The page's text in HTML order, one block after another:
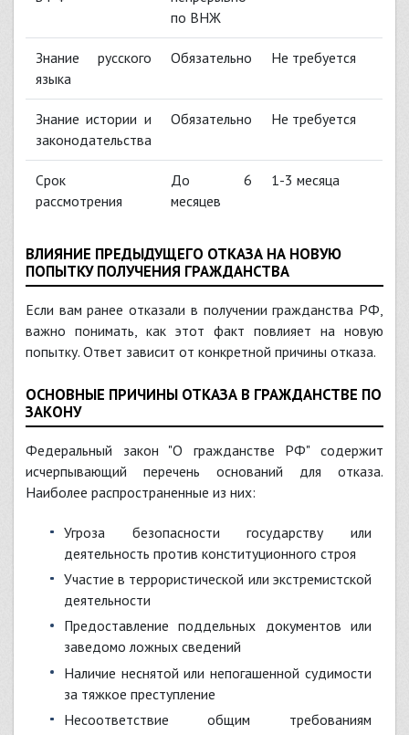
по ВНЖ
Знание русского
языка
Обязательно Не требуется
Знание истории и
законодательства
Обязательно Не требуется
Срок
рассмотрения
До 6
месяцев
1-3 месяца
ВЛИЯНИЕ ПРЕДЫДУЩЕГО ОТКАЗА НА НОВУЮ
ПОПЫТКУ ПОЛУЧЕНИЯ ГРАЖДАНСТВА
Если вам ранее отказали в получении гражданства РФ,
важно понимать, как этот факт повлияет на новую
попытку. Ответ зависит от конкретной причины отказа.
ОСНОВНЫЕ ПРИЧИНЫ ОТКАЗА В ГРАЖДАНСТВЕ ПО
ЗАКОНУ
Федеральный закон "О гражданстве РФ" содержит
исчерпывающий перечень оснований для отказа.
Наиболее распространенные из них:
Угроза безопасности государству или
деятельность против конституционного строя
Участие в террористической или экстремистской
деятельности
Предоставление поддельных документов или
заведомо ложных сведений
Наличие неснятой или непогашенной судимости
за тяжкое преступление
Несоответствие общим требованиям